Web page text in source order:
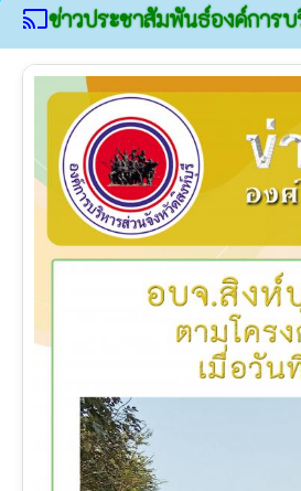
castข่าวประชาสัมพันธ์องค์การ